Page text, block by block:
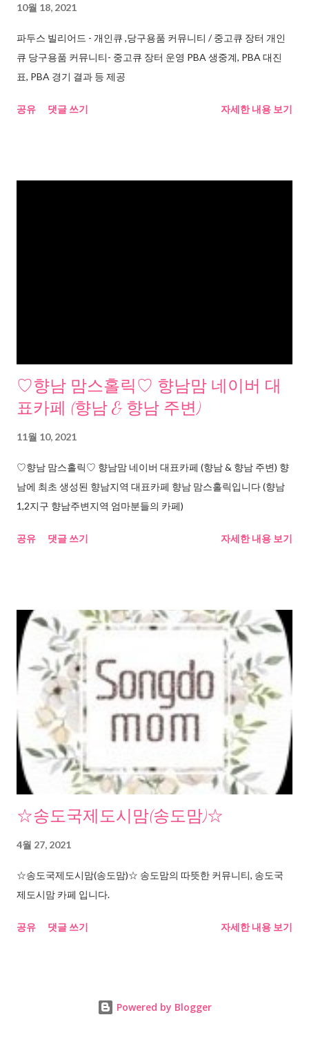
10월 18, 2021
파두스 빌리어드 - 개인큐 ,당구용품 커뮤니티 / 중고큐 장터 개인
큐 당구용품 커뮤니티- 중고큐 장터 운영 PBA 생중계, PBA 대진
표, PBA 경기 결과 등 제공
공유 댓글 쓰기 자세한 내용 보기
♡향남 맘스홀릭♡ 향남맘 네이버 대
표카페 (향남 & 향남 주변)
11월 10, 2021
♡향남 맘스홀릭♡ 향남맘 네이버 대표카페 (향남 & 향남 주변) 향
남에 최초 생성된 향남지역 대표카페 향남 맘스홀릭입니다 (향남
1,2지구 향남주변지역 엄마분들의 카페)
공유 댓글 쓰기 자세한 내용 보기
☆송도국제도시맘(송도맘)☆
4월 27, 2021
☆송도국제도시맘(송도맘)☆ 송도맘의 따뜻한 커뮤니티, 송도국
제도시맘 카페 입니다.
공유 댓글 쓰기 자세한 내용 보기
Powered by Blogger